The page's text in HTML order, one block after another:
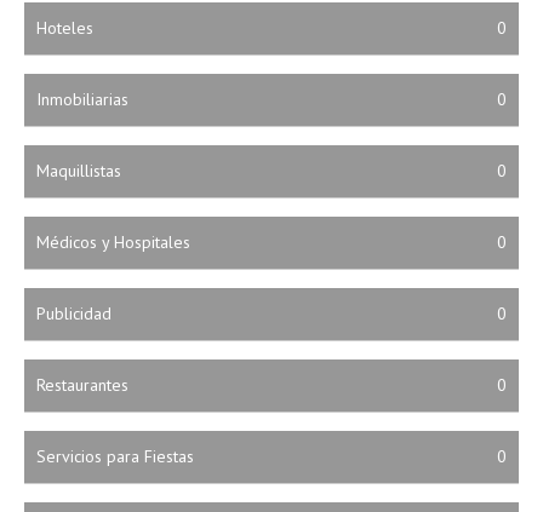
Hoteles 0
Inmobiliarias 0
Maquillistas 0
Médicos y Hospitales 0
Publicidad 0
Restaurantes 0
Servicios para Fiestas 0